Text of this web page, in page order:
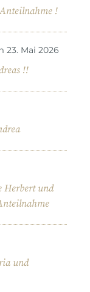
!
23. Mai 2026
!!
Herbert und
und